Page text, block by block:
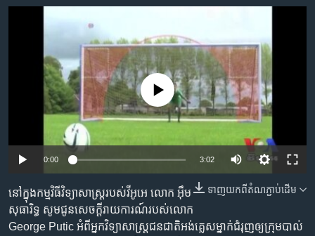
រំលង​
និង​
កាន់​
ទំព័រ​
ស្វែង​
វិទ្យុ / ផតខាសថ៍
កម្មវិធីទាំងអស់
Khmer English
បណ្តាញ​សង្គម
ភាសា
No media source currently available
0:00 3:02
ទាញ​យក​ពី​តំណភ្ជាប់​ដើម
នៅ​ក្នុង​កម្មវិធី​វិទ្យាសាស្ត្រ​របស់​វីអូអេ​ លោក អ៊ឹម
សុធារិទ្ធ សូម​ជូន​សេចក្តី​រាយការណ៍​របស់​លោក
George Putic អំពី​​​អ្នក​វិទ្យាសាស្ត្រ​ជន​ជាតិ​អង់គ្លេស​ម្នាក់​ជំរុញ​ឲ្យ​ក្រុម​បាល់